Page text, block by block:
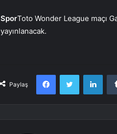
SporToto Wonder League maçı
yayınlanacak.
Paylaş
FacebookTwitter